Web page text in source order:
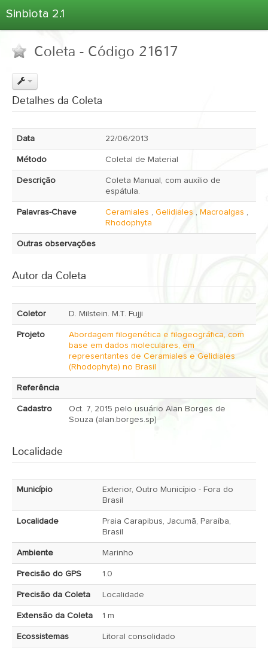
Sinbiota 2.1
Informações Ambientais
Coletas
Atlas 2.1
Estatísticas
Login
Coleta - Código 21617
Detalhes da Coleta
Data 22/06/2013
Método Coletal de Material
Descrição
Coleta Manual, com auxílio de
espátula.
Palavras-Chave Ceramiales , Gelidiales , Macroalgas ,
Rhodophyta
Outras observações
Autor da Coleta
Coletor D. Milstein. M.T. Fujji
Projeto
Abordagem filogenética e filogeográfica, com
base em dados moleculares, em
representantes de Ceramiales e Gelidiales
(Rhodophyta) no Brasil
Referência
Cadastro
Oct. 7, 2015 pelo usuário Alan Borges de
Souza (alan.borges.sp)
Localidade
Município
Exterior, Outro Município - Fora do
Brasil
Localidade
Praia Carapibus, Jacumã, Paraíba,
Brasil
Ambiente Marinho
Precisão do GPS 1.0
Precisão da Coleta Localidade
Extensão da Coleta 1 m
Ecossistemas Litoral consolidado